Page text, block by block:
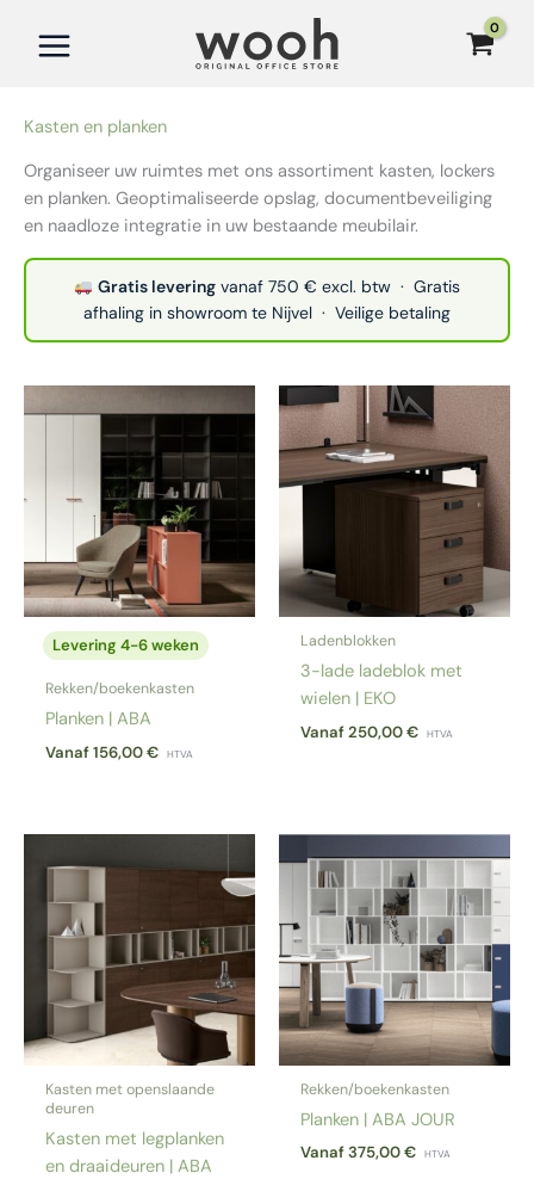
Kasten en planken
Organiseer uw ruimtes met ons assortiment kasten, lockers
en planken. Geoptimaliseerde opslag, documentbeveiliging
en naadloze integratie in uw bestaande meubilair.
Gratis leveringvanaf 750 € excl. btw · Gratis
afhaling in showroom te Nijvel · Veilige betaling
Levering 4-6 weken
Rekken/boekenkasten
Planken | ABA
Vanaf156,00€ HTVA
Ladenblokken
3-lade ladeblok met
wielen | EKO
Vanaf250,00€ HTVA
Kasten met openslaande
deuren
Kasten met legplanken
en draaideuren | ABA
Rekken/boekenkasten
Planken | ABA JOUR
Vanaf375,00€ HTVA